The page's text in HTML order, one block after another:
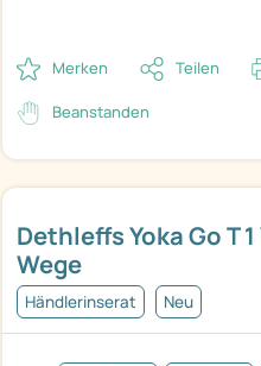
Dethleffs Yoka Go T
Wege
Händlerinserat Neu
Merken Teilen
Beanstanden